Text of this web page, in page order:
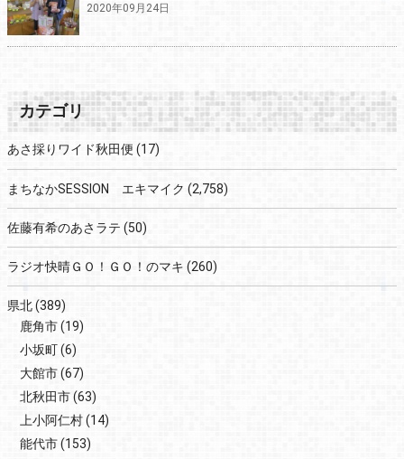
2020年09月24日
カテゴリ
あさ採りワイド秋田便 (17)
まちなかSESSION エキマイク (2,758)
佐藤有希のあさラテ (50)
ラジオ快晴ＧＯ！ＧＯ！のマキ (260)
県北(389)
鹿角市(19)
小坂町(6)
大館市(67)
北秋田市(63)
上小阿仁村(14)
能代市(153)